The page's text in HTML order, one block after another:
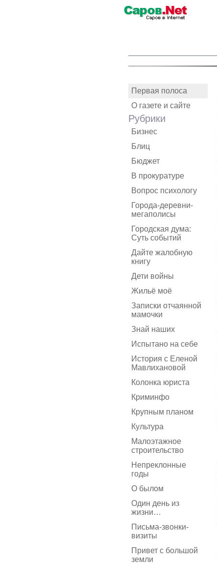
Первая полоса
О газете и сайте
Рубрики
Бизнес
Блиц
Бюджет
В прокуратуре
Вопрос психологу
Города-деревни-
мегаполисы
Городская дума:
Суть событий
Дайте жалобную
книгу
Дети войны
Жильё моё
Записки отчаянной
мамочки
Знай наших
Испытано на себе
История с Еленой
Мавлихановой
Колонка юриста
Криминфо
Крупным планом
Культура
Малоэтажное
строительство
Непреклонные
годы
О былом
Один день из
жизни…
Письма-звонки-
визиты
Привет с большой
земли